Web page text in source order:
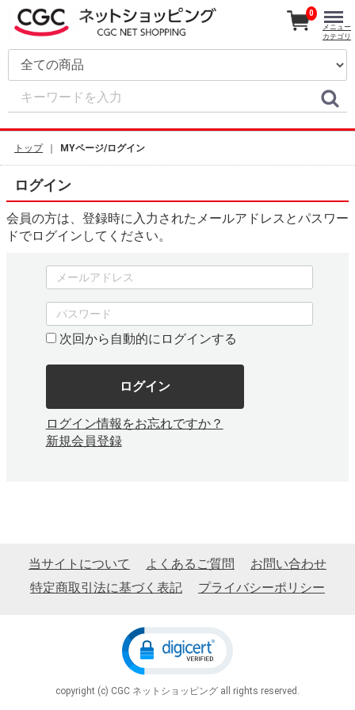
0
メニュー
カテゴリ
トップ MYページ/ログイン
ログイン
会員の方は、登録時に入力されたメールアドレスとパスワー
ドでログインしてください。
次回から自動的にログインする
ログイン
ログイン情報をお忘れですか？
新規会員登録
当サイトについて よくあるご質問
お問い合わせ
特定商取引法に基づく表記
プライバシーポリシー
copyright (c) CGC ネットショッピング all rights reserved.